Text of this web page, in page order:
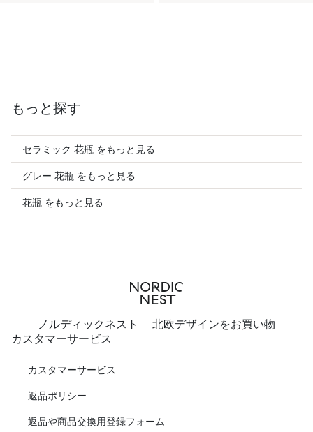
もっと探す
セラミック 花瓶 をもっと見る
グレー 花瓶 をもっと見る
花瓶 をもっと見る
ノルディックネスト - 北欧デザインをお買い物
カスタマーサービス
カスタマーサービス
返品ポリシー
返品や商品交換用登録フォーム